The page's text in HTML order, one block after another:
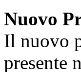
Nuovo
Il nuovo
presente